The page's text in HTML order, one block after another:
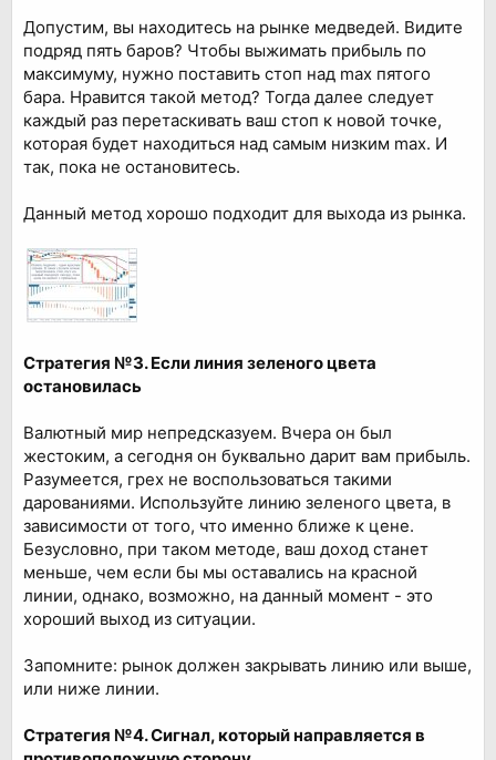
Допустим, вы находитесь на рынке медведей. Видите
подряд пять баров? Чтобы выжимать прибыль по
максимуму, нужно поставить стоп над max пятого
бара. Нравится такой метод? Тогда далее следует
каждый раз перетаскивать ваш стоп к новой точке,
которая будет находиться над самым низким max. И
так, пока не остановитесь.
Данный метод хорошо подходит для выхода из рынка.
Стратегия №3. Если линия зеленого цвета
остановилась
Валютный мир непредсказуем. Вчера он был
жестоким, а сегодня он буквально дарит вам прибыль.
Разумеется, грех не воспользоваться такими
дарованиями. Используйте линию зеленого цвета, в
зависимости от того, что именно ближе к цене.
Безусловно, при таком методе, ваш доход станет
меньше, чем если бы мы оставались на красной
линии, однако, возможно, на данный момент - это
хороший выход из ситуации.
Запомните: рынок должен закрывать линию или выше,
или ниже линии.
Стратегия №4. Сигнал, который направляется в